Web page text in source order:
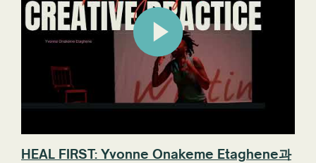
HEAL FIRST: Yvonne Onakeme Etaghene과